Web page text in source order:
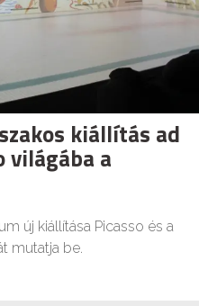
kiállítás ad
világába a
új kiállítása Picasso és a
mutatja be.